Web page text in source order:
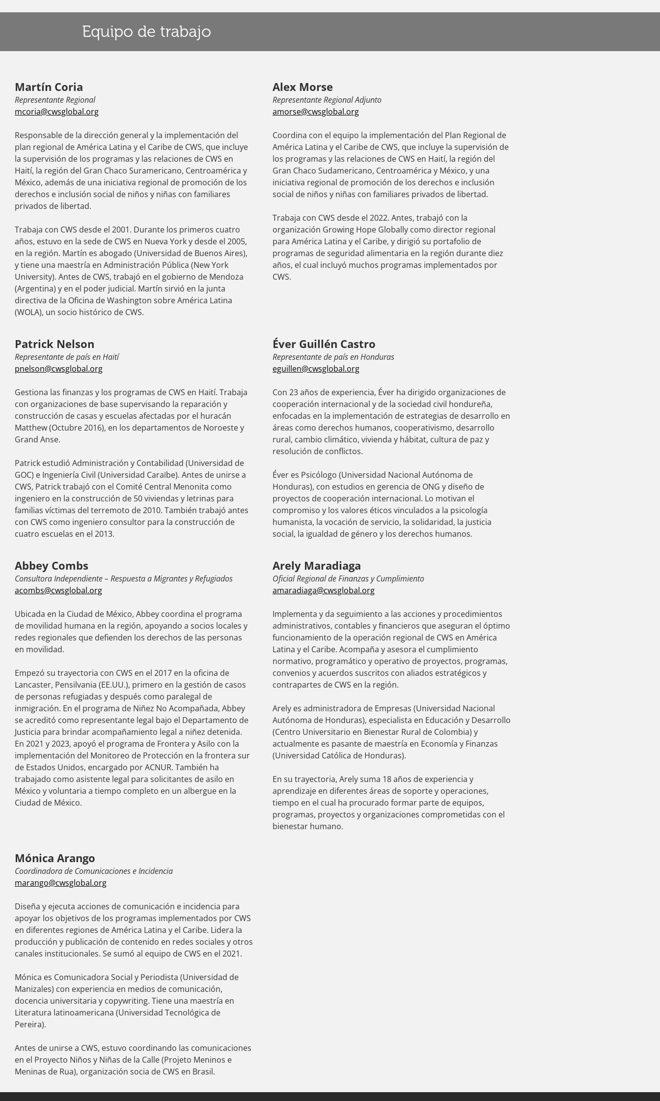
Equipo de trabajo
Martín Coria
Representante Regional
mcoria@cwsglobal.org
Responsable de la dirección general y la implementación del
plan regional de América Latina y el Caribe de CWS, que incluye
la supervisión de los programas y las relaciones de CWS en
Haití, la región del Gran Chaco Suramericano, Centroamérica y
México, además de una iniciativa regional de promoción de los
derechos e inclusión social de niños y niñas con familiares
privados de libertad.
Trabaja con CWS desde el 2001. Durante los primeros cuatro
años, estuvo en la sede de CWS en Nueva York y desde el 2005,
en la región. Martín es abogado (Universidad de Buenos Aires),
y tiene una maestría en Administración Pública (New York
University). Antes de CWS, trabajó en el gobierno de Mendoza
(Argentina) y en el poder judicial. Martín sirvió en la junta
directiva de la Oficina de Washington sobre América Latina
(WOLA), un socio histórico de CWS.
Alex Morse
Representante Regional Adjunto
amorse@cwsglobal.org
Coordina con el equipo la implementación del Plan Regional de
América Latina y el Caribe de CWS, que incluye la supervisión de
los programas y las relaciones de CWS en Haití, la región del
Gran Chaco Sudamericano, Centroamérica y México, y una
iniciativa regional de promoción de los derechos e inclusión
social de niños y niñas con familiares privados de libertad.
Trabaja con CWS desde el 2022. Antes, trabajó con la
organización Growing Hope Globally como director regional
para América Latina y el Caribe, y dirigió su portafolio de
programas de seguridad alimentaria en la región durante diez
años, el cual incluyó muchos programas implementados por
CWS.
Patrick Nelson
Representante de país en Haití
pnelson@cwsglobal.org
Gestiona las finanzas y los programas de CWS en Haití. Trabaja
con organizaciones de base supervisando la reparación y
construcción de casas y escuelas afectadas por el huracán
Matthew (Octubre 2016), en los departamentos de Noroeste y
Grand Anse.
Patrick estudió Administración y Contabilidad (Universidad de
GOC) e Ingeniería Civil (Universidad Caraïbe). Antes de unirse a
CWS, Patrick trabajó con el Comité Central Menonita como
ingeniero en la construcción de 50 viviendas y letrinas para
familias víctimas del terremoto de 2010. También trabajó antes
con CWS como ingeniero consultor para la construcción de
cuatro escuelas en el 2013.
Éver Guillén Castro
Representante de país en Honduras
eguillen@cwsglobal.org
Con 23 años de experiencia, Éver ha dirigido organizaciones de
cooperación internacional y de la sociedad civil hondureña,
enfocadas en la implementación de estrategias de desarrollo en
áreas como derechos humanos, cooperativismo, desarrollo
rural, cambio climático, vivienda y hábitat, cultura de paz y
resolución de conflictos.
Éver es Psicólogo (Universidad Nacional Autónoma de
Honduras), con estudios en gerencia de ONG y diseño de
proyectos de cooperación internacional. Lo motivan el
compromiso y los valores éticos vinculados a la psicología
humanista, la vocación de servicio, la solidaridad, la justicia
social, la igualdad de género y los derechos humanos.
Abbey Combs
Consultora Independiente – Respuesta a Migrantes y Refugiados
acombs@cwsglobal.org
Ubicada en la Ciudad de México, Abbey coordina el programa
de movilidad humana en la región, apoyando a socios locales y
redes regionales que defienden los derechos de las personas
en movilidad.
Empezó su trayectoria con CWS en el 2017 en la oficina de
Lancaster, Pensilvania (EE.UU.), primero en la gestión de casos
de personas refugiadas y después como paralegal de
inmigración. En el programa de Niñez No Acompañada, Abbey
se acreditó como representante legal bajo el Departamento de
Justicia para brindar acompañamiento legal a niñez detenida.
En 2021 y 2023, apoyó el programa de Frontera y Asilo con la
implementación del Monitoreo de Protección en la frontera sur
de Estados Unidos, encargado por ACNUR. También ha
trabajado como asistente legal para solicitantes de asilo en
México y voluntaria a tiempo completo en un albergue en la
Ciudad de México.
Arely Maradiaga
Oficial Regional de Finanzas y Cumplimiento
amaradiaga@cwsglobal.org
Implementa y da seguimiento a las acciones y procedimientos
administrativos, contables y financieros que aseguran el óptimo
funcionamiento de la operación regional de CWS en América
Latina y el Caribe. Acompaña y asesora el cumplimiento
normativo, programático y operativo de proyectos, programas,
convenios y acuerdos suscritos con aliados estratégicos y
contrapartes de CWS en la región.
Arely es administradora de Empresas (Universidad Nacional
Autónoma de Honduras), especialista en Educación y Desarrollo
(Centro Universitario en Bienestar Rural de Colombia) y
actualmente es pasante de maestría en Economía y Finanzas
(Universidad Católica de Honduras).
En su trayectoria, Arely suma 18 años de experiencia y
aprendizaje en diferentes áreas de soporte y operaciones,
tiempo en el cual ha procurado formar parte de equipos,
programas, proyectos y organizaciones comprometidas con el
bienestar humano.
Mónica Arango
Coordinadora de Comunicaciones e Incidencia
marango@cwsglobal.org
Diseña y ejecuta acciones de comunicación e incidencia para
apoyar los objetivos de los programas implementados por CWS
en diferentes regiones de América Latina y el Caribe. Lidera la
producción y publicación de contenido en redes sociales y otros
canales institucionales. Se sumó al equipo de CWS en el 2021.
Mónica es Comunicadora Social y Periodista (Universidad de
Manizales) con experiencia en medios de comunicación,
docencia universitaria y copywriting. Tiene una maestría en
Literatura latinoamericana (Universidad Tecnológica de
Pereira).
Antes de unirse a CWS, estuvo coordinando las comunicaciones
en el Proyecto Niños y Niñas de la Calle (Projeto Meninos e
Meninas de Rua), organización socia de CWS en Brasil.